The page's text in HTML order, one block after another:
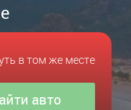
в том же месте